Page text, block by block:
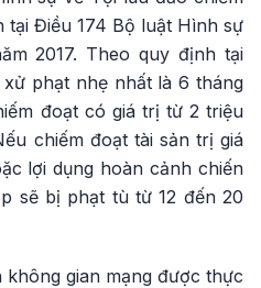
tại Điều 174 Bộ luật Hình sự
2017. Theo quy định tại
phạt nhẹ nhất là 6 tháng
đoạt có giá trị từ 2 triệu
chiếm đoạt tài sản trị giá
lợi dụng hoàn cảnh chiến
sẽ bị phạt tù từ 12 đến 20
gian mạng được thực